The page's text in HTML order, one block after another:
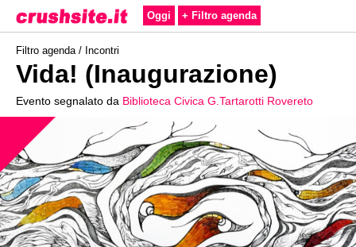
Oggi + Filtro agenda
Filtro agenda / Incontri
Vida! (Inaugurazione)
Evento segnalato da Biblioteca Civica G.Tartarotti Rovereto